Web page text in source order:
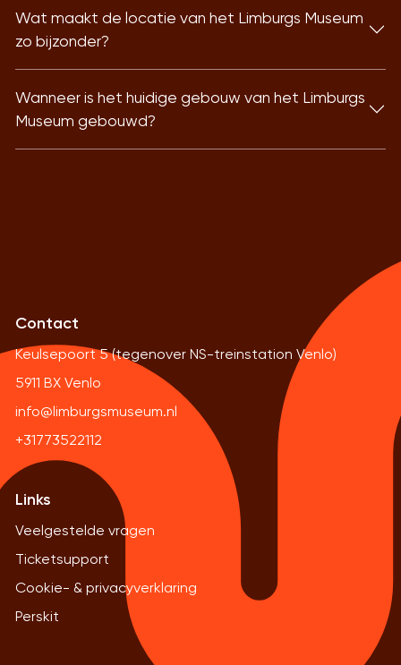
Wat maakt de locatie van het Limburgs Museum
zo bijzonder?
Wanneer is het huidige gebouw van het Limburgs
Museum gebouwd?
Contact
Keulsepoort 5 (tegenover NS-treinstation Venlo)
5911 BX Venlo
info@limburgsmuseum.nl
+31773522112
Links
Veelgestelde vragen
Ticketsupport
Cookie- & privacyverklaring
Perskit